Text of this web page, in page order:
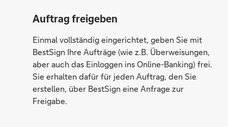
Auftrag freigeben
Einmal vollständig eingerichtet, geben Sie mit
BestSign Ihre Aufträge (wie z.B. Überweisungen,
aber auch das Einloggen ins Online-Banking) frei.
Sie erhalten dafür für jeden Auftrag, den Sie
erstellen, über BestSign eine Anfrage zur
Freigabe.